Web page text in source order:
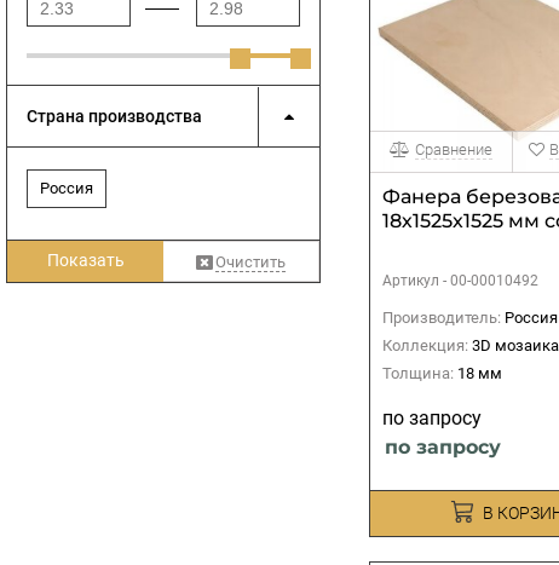
Фанера
18х1525х1525 мм
Артикул - 00-00010492
Производитель: Россия
Коллекция: 3D мозаика
Толщина: 18 мм
по запросу
по запросу
В
Сравнение
Страна производства
Россия
Показать Очистить